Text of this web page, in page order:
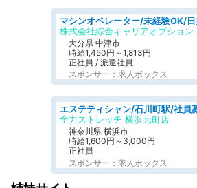
株式会社綜合キャリアオプション
大分県 中津市
時給1,450円～1,813円
正社員 / 派遣社員
スポンサー：求人ボックス
全力ストレッチ 横浜元町店
神奈川県 横浜市
時給1,600円～3,000円
正社員
スポンサー：求人ボックス